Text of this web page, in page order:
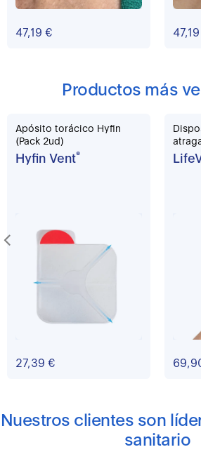
47,19 €
Productos más
Apósito torácico Hyfin
(Pack 2ud)
Hyfin Vent®
27,39 €
Nuestros clientes son
sanitario